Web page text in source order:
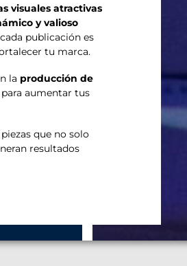
visuales atractivas
y valioso
publicación es
tu marca.
la producción de
aumentar tus
que no solo
resultados